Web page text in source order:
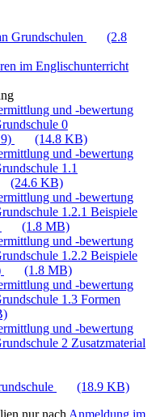
Grundschulen
(2.8
im Englischunterricht
und -bewertung
0
(14.8 KB)
und -bewertung
1.1
(24.6 KB)
und -bewertung
1.2.1 Beispiele
(1.8 MB)
und -bewertung
1.2.2 Beispiele
(1.8 MB)
und -bewertung
1.3 Formen
und -bewertung
2 Zusatzmaterial
(18.9 KB)
nur nach Anmeldung im